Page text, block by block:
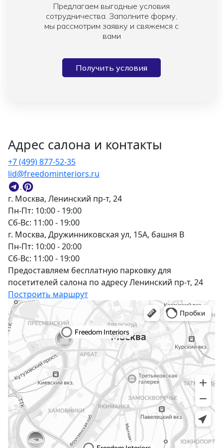
Предлагаем выгодные условия
сотрудничества. Заполните форму,
мы рассмотрим заявку и свяжемся с
вами
Получить условия
Адрес салона и контакты
г. Москва, Ленинский пр-т, 24
Пн-Пт: 10:00 - 19:00
Сб-Вс: 11:00 - 19:00
г. Москва, Дружинниковская ул, 15А, башня В
Пн-Пт: 10:00 - 20:00
Сб-Вс: 11:00 - 19:00
Предоставляем бесплатную парковку для
посетителей салона по адресу Ленинский пр-т, 24
Построить маршрут
+7 (499) 877-52-35
lid@freedominteriors.ru